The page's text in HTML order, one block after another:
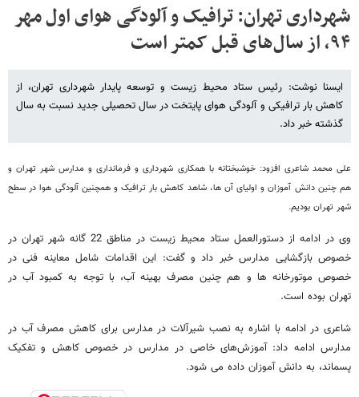
شهرداری تهران: ترافیک و آلودگی هوای اول مهر
۹۴، از سال‌های قبل کمتر است
ایسنا نوشت: رئیس ستاد محیط زیست و توسعه پایدار شهرداری تهران، از
کاهش بار ترافیکی و آلودگی هوای پایتخت در سال تحصیلی جدید نسبت به سال
گذشته خبر داد.
علی محمد شاعری افزود: خوشبختانه با همکاری شهرداری و فرمانداری و مدارس شهر تهران و
هم چنین دانش آموزان و اولیای آن ها، شاهد کاهش بار ترافیک و همچنین آلودگی هوا در سطح
شهر تهران بودیم.
وی در ادامه از دستورالعمل ستاد محیط زیست در مناطق 22 گانه شهر تهران در
خصوص بازگشایی مدارس خبر داد و گفت: این اقدامات شامل معاینه فنی در
خصوص موتورخانه ها و هم چنین مصرف بهینه آب، با توجه به کمبود آب در
تهران بوده است.
شاعری در ادامه با اشاره به نصب شیرآلات در مدارس برای کاهش مصرف آب در
مدارس ادامه داد: آموزش‌های خاصی در مدارس در خصوص کاهش و تفکیک
پسماند، به دانش آموزان داده می شود.